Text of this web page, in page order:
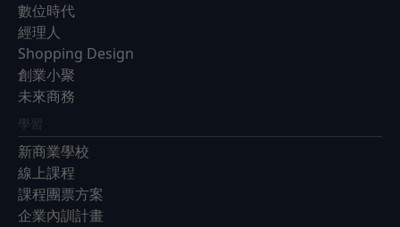
數位時代
經理人
Shopping Design
創業小聚
未來商務
學習
新商業學校
線上課程
課程團票方案
企業內訓計畫